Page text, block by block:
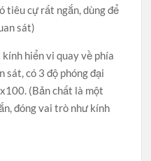
tiêu cự rất ngắn, dùng để
sát)
hiển vi quay về phía
sát, có 3 độ phóng đại
(Bản chất là một
đóng vai trò như kính